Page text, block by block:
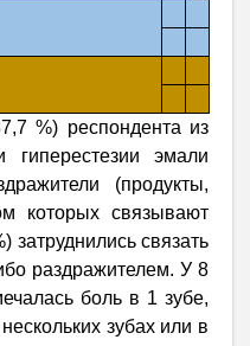
%) респондента из
эмали
(продукты,
которых связывают
затруднились связать
раздражителем. У 8
боль в 1 зубе,
зубах или в